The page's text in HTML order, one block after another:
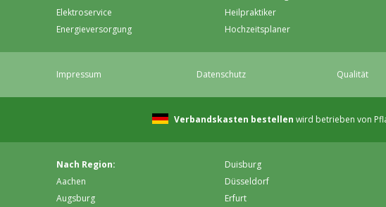
Elektroservice
Energieversorgung
Heilpraktiker
Hochzeitsplaner
Impressum Datenschutz Qualität
Verbandskasten bestellen wird betrieben von
Nach Region:
Aachen
Augsburg
Duisburg
Düsseldorf
Erfurt